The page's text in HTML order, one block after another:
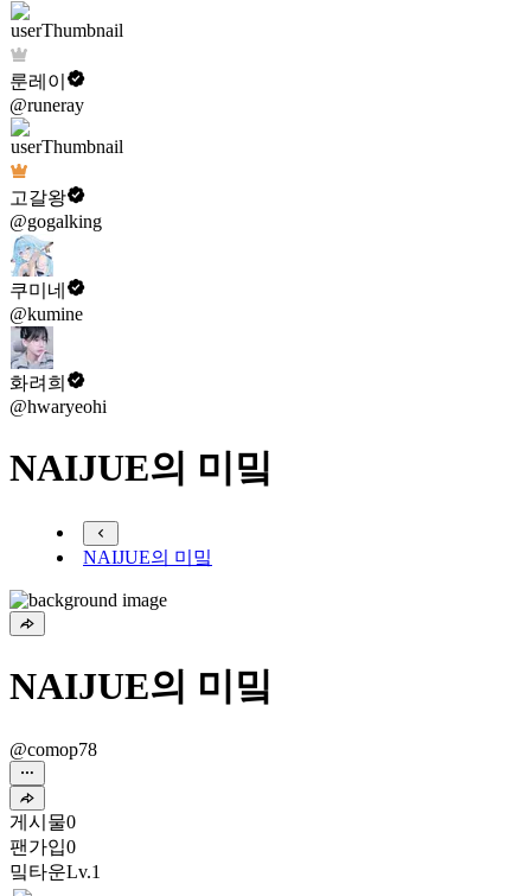
룬레이
@runeray
고갈왕
@gogalking
쿠미네
@kumine
화려희
@hwaryeohi
NAIJUE의 미밐
NAIJUE의 미밐
NAIJUE의 미밐
@comop78
게시물0
팬가입0
밐타운Lv.1